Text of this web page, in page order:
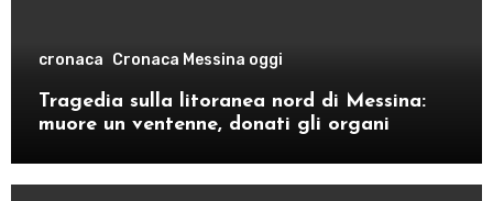
cronaca Cronaca Messina oggi
Tragedia sulla litoranea nord di Messina:
muore un ventenne, donati gli organi